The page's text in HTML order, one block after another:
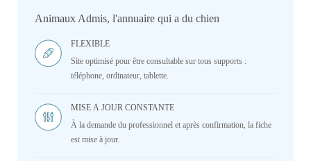
Animaux Admis, l'annuaire qui a du chien
FLEXIBLE
Site optimisé pour être consultable sur tous supports :
téléphone, ordinateur, tablette.
MISE À JOUR CONSTANTE
À la demande du professionnel et après confirmation, la fiche
est mise à jour.